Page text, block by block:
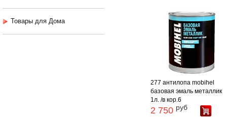
Товары для Дома
277 антилопа mobihel
базовая эмаль металлик
1л. /в кор.6
2 750 руб